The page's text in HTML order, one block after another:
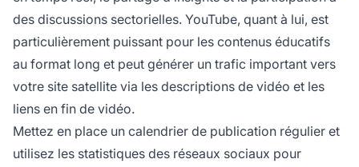
des discussions sectorielles. YouTube, quant à lui, est
particulièrement puissant pour les contenus éducatifs
au format long et peut générer un trafic important vers
votre site satellite via les descriptions de vidéo et les
liens en fin de vidéo.
Mettez en place un calendrier de publication régulier et
utilisez les statistiques des réseaux sociaux pour